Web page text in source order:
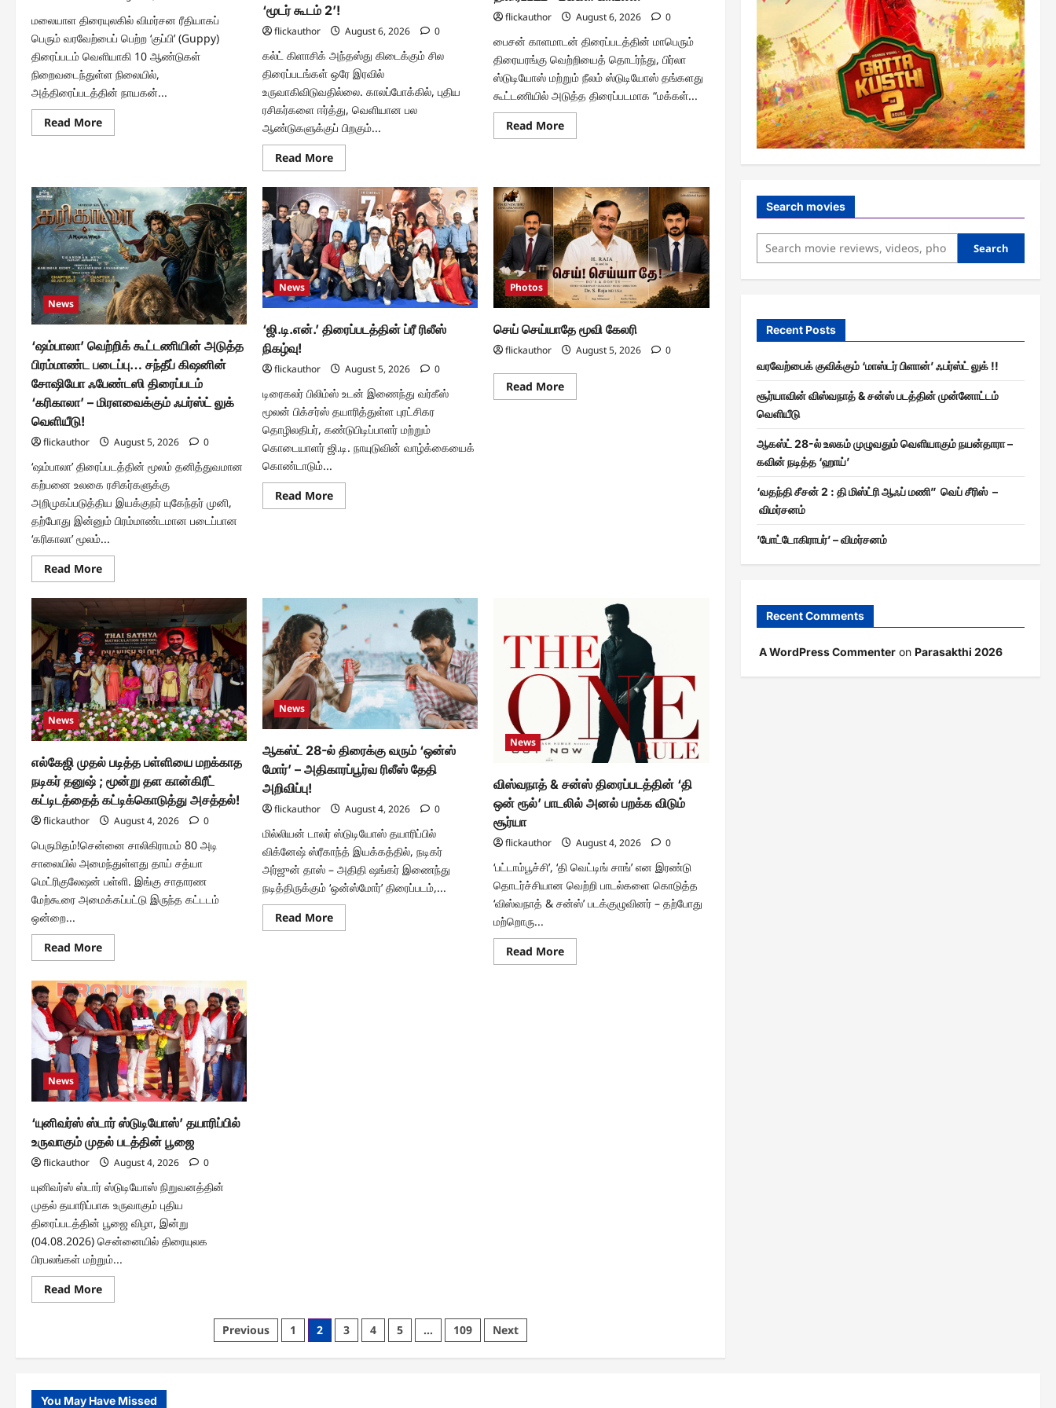
மலையாள திரையுலகில் விமர்சன ரீதியாகப்
பெரும் வரவேற்பைப் பெற்ற ‘குப்பி’ (Guppy)
திரைப்படம் வெளியாகி 10 ஆண்டுகள்
நிறைவடைந்துள்ள நிலையில்,
அத்திரைப்படத்தின் நாயகன்...
Read MoreRead
more
தாமஸ்
–
ஜான்பால்
ஜார்ஜ்
கூட்டணி
‘மூடர் கூடம் 2’!
flickauthor August 6, 2026 0
கல்ட் கிளாசிக் அந்தஸ்து கிடைக்கும் சில
திரைப்படங்கள் ஒரே இரவில்
உருவாகிவிடுவதில்லை. காலப்போக்கில், புதிய
ரசிகர்களை ஈர்த்து, வெளியான பல
ஆண்டுகளுக்குப் பிறகும்...
Read MoreRead
more
‘மிஷன்:
பாசிபிள்’
மூலம்
புதிய
பரிமாணத்தில்,
13
ஆண்டுகளுக்குப்
பிறகு
மீண்டும்
வரும்
கல்ட்
கிளாசிக்
திரைப்படம்
‘மூடர்
flickauthor August 6, 2026 0
பைசன் காளமாடன் திரைப்படத்தின் மாபெரும்
திரையரங்கு வெற்றியைத் தொடர்ந்து, பிர்லா
ஸ்டுடியோஸ் மற்றும் நீலம் ஸ்டுடியோஸ் தங்களது
கூட்டணியில் அடுத்த திரைப்படமாக “மக்கள்...
Read MoreRead
more
நீலம்
ஸ்டுடியோஸ்
இணைந்து
வழங்கும்
அடுத்த
திரைப்படம்
“மக்கள்
காவலன்”
News
‘ஷம்பாலா’ வெற்றிக் கூட்டணியின் அடுத்த
பிரம்மாண்ட படைப்பு… சந்தீப் கிஷனின்
சோஷியோ ஃபேண்டஸி திரைப்படம்
‘கரிகாலா’ – மிரளவைக்கும் ஃபர்ஸ்ட் லுக்
வெளியீடு!
flickauthor August 5, 2026 0
‘ஷம்பாலா’ திரைப்படத்தின் மூலம் தனித்துவமான
கற்பனை உலகை ரசிகர்களுக்கு
அறிமுகப்படுத்திய இயக்குநர் யுகேந்தர் முனி,
தற்போது இன்னும் பிரம்மாண்டமான படைப்பான
‘கரிகாலா’ மூலம்...
Read MoreRead
more
‘ஷம்பாலா’
வெற்றிக்
கூட்டணியின்
அடுத்த
பிரம்மாண்ட
படைப்பு…
சந்தீப்
கிஷனின்
சோஷியோ
ஃபேண்டஸி
திரைப்படம்
‘கரிகாலா’
–
மிரளவைக்கும்
ஃபர்ஸ்ட்
லுக்
வெளியீடு!
News
‘ஜி.டி.என்.’ திரைப்படத்தின் ப்ரீ ரிலீஸ்
நிகழ்வு!
flickauthor August 5, 2026 0
டிரைகலர் பிலிம்ஸ் உடன் இணைந்து வர்கீஸ்
மூலன் பிக்சர்ஸ் தயாரித்துள்ள புரட்சிகர
தொழிலதிபர், கண்டுபிடிப்பாளர் மற்றும்
கொடையாளர் ஜி.டி. நாயுடுவின் வாழ்க்கையைக்
கொண்டாடும்...
Read MoreRead
more
Photos
செய் செய்யாதே மூவி கேலரி
flickauthor August 5, 2026 0
Read MoreRead
more
News
எல்கேஜி முதல் படித்த பள்ளியை மறக்காத
நடிகர் தனுஷ் ; மூன்று தள கான்கிரீட்
கட்டிடத்தைத் கட்டிக்கொடுத்து அசத்தல்!
flickauthor August 4, 2026 0
பெருமிதம்!சென்னை சாலிகிராமம் 80 அடி
சாலையில் அமைந்துள்ளது தாய் சத்யா
மெட்ரிகுலேஷன் பள்ளி. இங்கு சாதாரண
மேற்கூரை அமைக்கப்பட்டு இருந்த கட்டடம்
ஒன்றை...
Read MoreRead
more
எல்கேஜி
முதல்
படித்த
பள்ளியை
மறக்காத
நடிகர்
தனுஷ்
;
மூன்று
தள
கான்கிரீட்
கட்டிடத்தைத்
அசத்தல்!
News
ஆகஸ்ட் 28-ல் திரைக்கு வரும் ‘ஒன்ஸ்
மோர்’ – அதிகாரப்பூர்வ ரிலீஸ் தேதி
அறிவிப்பு!
flickauthor August 4, 2026 0
மில்லியன் டாலர் ஸ்டுடியோஸ் தயாரிப்பில்
விக்னேஷ் ஸ்ரீகாந்த் இயக்கத்தில், நடிகர்
அர்ஜுன் தாஸ் – அதிதி ஷங்கர் இணைந்து
நடித்திருக்கும் ‘ஒன்ஸ்மோர்’ திரைப்படம்,...
Read MoreRead
more
News
விஸ்வநாத் & சன்ஸ் திரைப்படத்தின் ‘தி
ஒன் ரூல்’ பாடலில் அனல் பறக்க விடும்
சூர்யா
flickauthor August 4, 2026 0
‘பட்டாம்பூச்சி’, ‘தி வெட்டிங் சாங்’ என இரண்டு
தொடர்ச்சியான வெற்றி பாடல்களை கொடுத்த
‘விஸ்வநாத் & சன்ஸ்’ படக்குழுவினர் – தற்போது
மற்றொரு...
Read MoreRead
more
News
‘யுனிவர்ஸ் ஸ்டார் ஸ்டுடியோஸ்’ தயாரிப்பில்
உருவாகும் முதல் படத்தின் பூஜை
flickauthor August 4, 2026 0
யுனிவர்ஸ் ஸ்டார் ஸ்டுடியோஸ் நிறுவனத்தின்
முதல் தயாரிப்பாக உருவாகும் புதிய
திரைப்படத்தின் பூஜை விழா, இன்று
(04.08.2026) சென்னையில் திரையுலக
பிரபலங்கள் மற்றும்...
Read MoreRead
more
தயாரிப்பில்
படத்தின்
பூஜை
Posts
pagination
Previous 1 2 3 4 5 … 109 Next
Search movies
Search
Recent Posts
வரவேற்பைக் குவிக்கும் ‘மாஸ்டர் பிளான்’ ஃபர்ஸ்ட் லுக் !!
சூர்யாவின் விஸ்வநாத் & சன்ஸ் படத்தின் முன்னோட்டம்
வெளியீடு
ஆகஸ்ட் 28-ல் உலகம் முழுவதும் வெளியாகும் நயன்தாரா –
கவின் நடித்த ‘ஹாய்’
‘வதந்தி சீசன் 2 : தி மிஸ்ட்ரி ஆஃப் மணி” வெப் சீரிஸ் –
விமர்சனம்
’போட்டோகிராபர்’ – விமர்சனம்
Recent Comments
A WordPress Commenteron Parasakthi 2026
You May Have Missed